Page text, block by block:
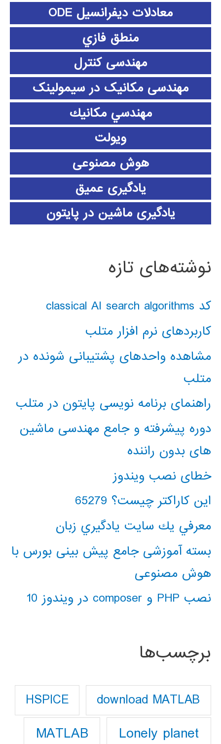
معادلات دیفرانسیل ODE
منطق فازي
مهندسی کنترل
مهندسی مکانیک در سیمولینک
مهندسي مكانيك
ویولت
هوش مصنوعی
یادگیری عمیق
یادگیری ماشین در پایتون
نوشته‌های تازه
کد classical AI search algorithms
کاربردهای نرم افزار متلب
مشاهده واحدهای پشتیبانی شونده در
متلب
راهنمای برنامه نویسی پایتون در متلب
دوره پیشرفته و جامع مهندسی ماشین
های بدون راننده
خطای نصب ویندوز
این کاراکتر چیست؟ 65279
معرفي يك سايت يادگيري زبان
بسته آموزشی جامع پیش بینی بورس با
هوش مصنوعی
نصب PHP و composer در ویندوز 10
برچسب‌ها
download MATLAB
HSPICE
Lonely planet
MATLAB